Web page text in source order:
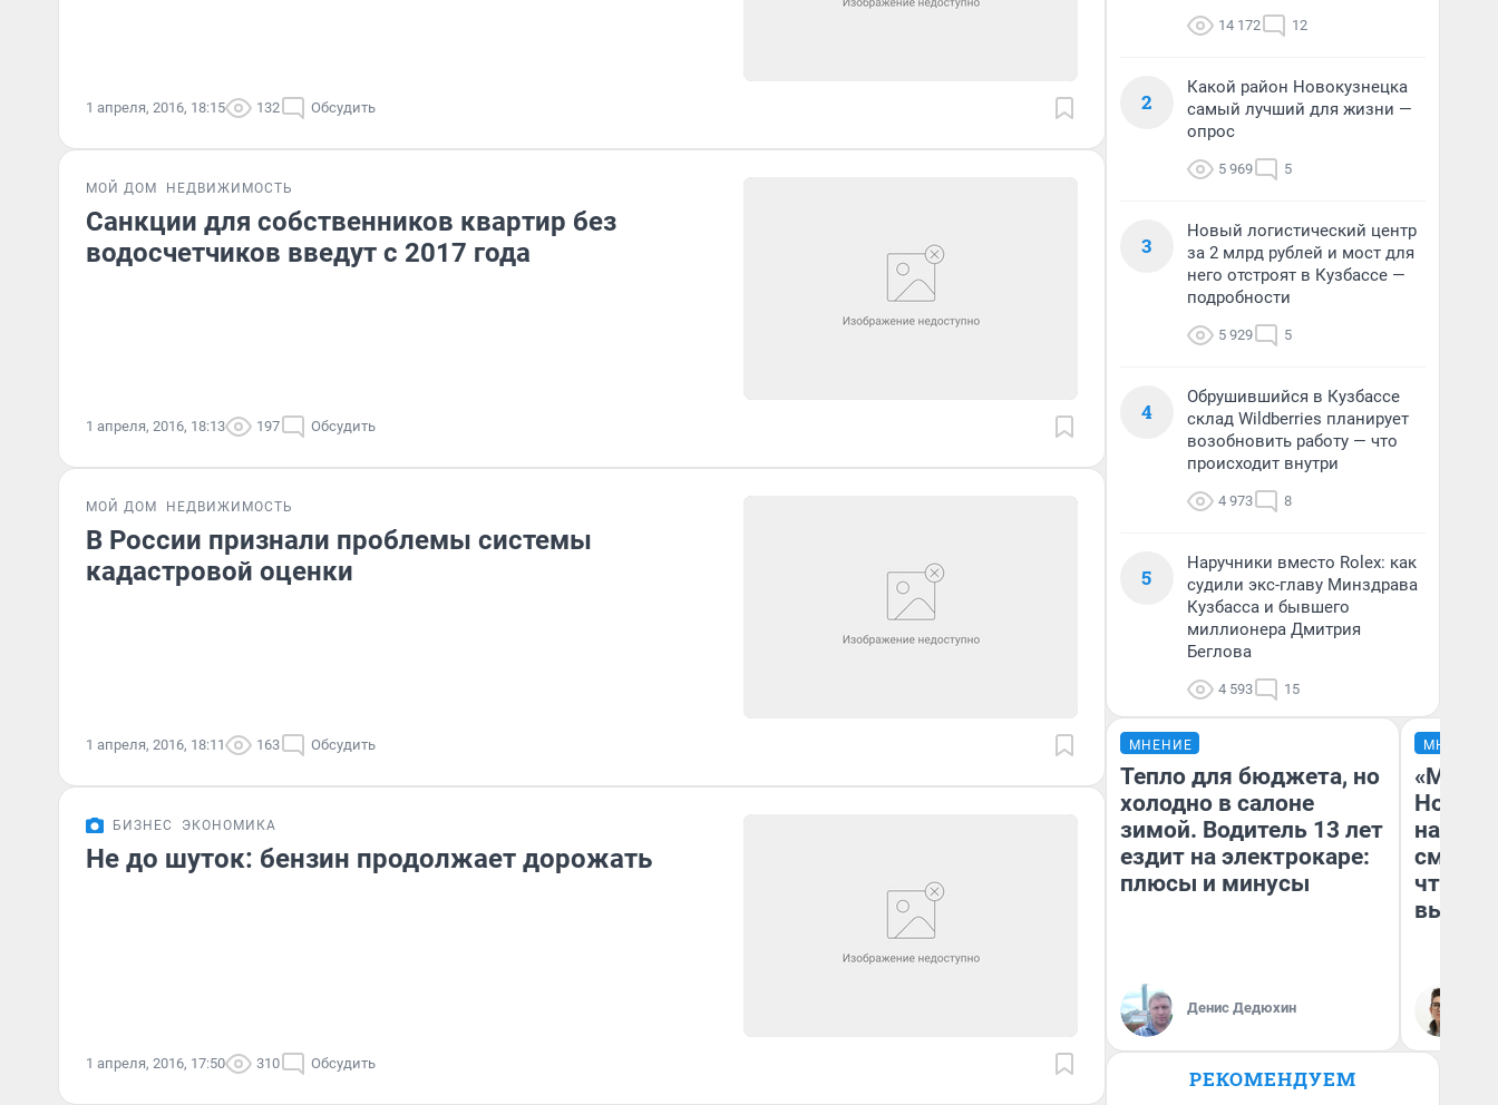
1 апреля, 2016, 18:15 132 Обсудить
МОЙ ДОМ НЕДВИЖИМОСТЬ
Санкции для собственников квартир без
водосчетчиков введут с 2017 года
1 апреля, 2016, 18:13 197 Обсудить
МОЙ ДОМ НЕДВИЖИМОСТЬ
В России признали проблемы системы
кадастровой оценки
1 апреля, 2016, 18:11 163 Обсудить
БИЗНЕС ЭКОНОМИКА
Не до шуток: бензин продолжает дорожать
1 апреля, 2016, 17:50 310 Обсудить
14 172 12
2
Какой район Новокузнецка
самый лучший для жизни —
опрос
5 969 5
3
Новый логистический центр
за 2 млрд рублей и мост для
него отстроят в Кузбассе —
подробности
5 929 5
4
Обрушившийся в Кузбассе
склад Wildberries планирует
возобновить работу — что
происходит внутри
4 973 8
5
Наручники вместо Rolex: как
судили экс-главу Минздрава
Кузбасса и бывшего
миллионера Дмитрия
Беглова
4 593 15
МНЕНИЕ
Тепло для бюджета, но
холодно в салоне
зимой. Водитель 13 лет
ездит на электрокаре:
плюсы и минусы
Денис Дедюхин
МНЕНИЕ
«Мы
чтобы
РЕКОМЕНДУЕМ